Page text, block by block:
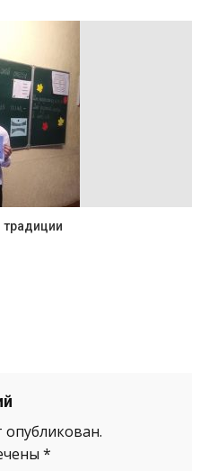
традиции
опубликован.
*